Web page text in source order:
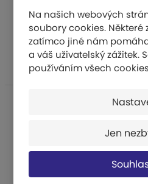
Na našich webových
soubory cookies. Některé
zatímco jiné nám
a váš uživatelský zážitek.
používáním všech
Jen
28